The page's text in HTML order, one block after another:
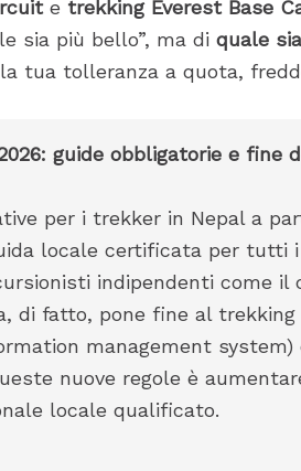
e trekking Everest Base
sia più bello”, ma diquale
tua tolleranza a quota,
guide obbligatorie e fine
per i trekker in Nepal a
locale certificata per
indipendenti come il
di fatto, pone fine al
management
nuove regole è
locale qualificato.